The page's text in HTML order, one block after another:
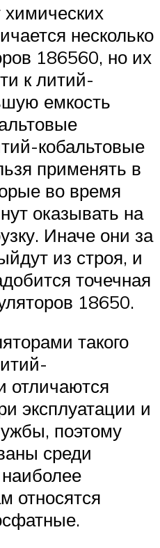
химических
несколько
186560, но их
к литий-
емкость
кобальтовые
применять в
во время
оказывать на
Иначе они за
из строя, и
точечная
18650.
такого
отличаются
эксплуатации и
поэтому
среди
относятся